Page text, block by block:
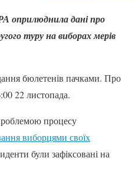
оприлюднила дані про
туру на виборах мерів
бюлетенів пачками. Про
22 листопада.
процесу
виборцями своїх
були зафіксовані на